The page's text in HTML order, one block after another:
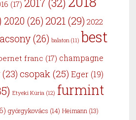
(17) 2017 (32)
2020 (26) 2021(29) 2022
(26) balaton (11) best
franc (17) champagne
(23) csopak (25) Eger (19)
Etyeki Kúria (12) furmint
györgykovács (14) Heimann (13)